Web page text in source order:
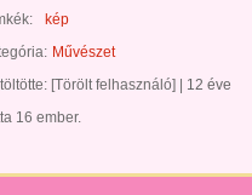
kép
Művészet
[Törölt felhasználó]
12 éve
16 ember.